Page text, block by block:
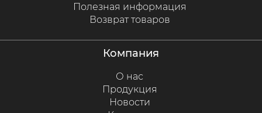
Полезная информация
Возврат товаров
компания
О нас
Продукция
Новости